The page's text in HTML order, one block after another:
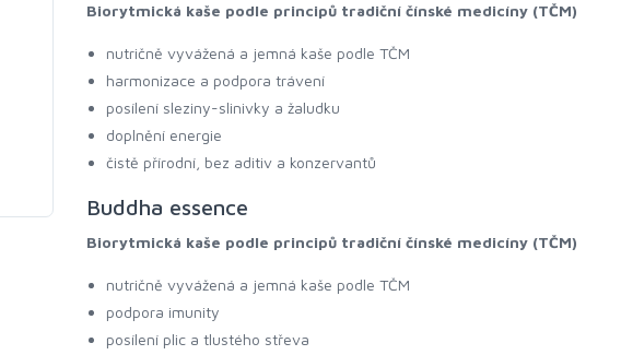
Biorytmická kaše podle principů tradiční čínské medicíny (TČM)
nutričně vyvážená a jemná kaše podle TČM
harmonizace a podpora trávení
posílení sleziny-slinivky a žaludku
doplnění energie
čistě přírodní, bez aditiv a konzervantů
Buddha essence
Biorytmická kaše podle principů tradiční čínské medicíny (TČM)
nutričně vyvážená a jemná kaše podle TČM
podpora imunity
posílení plic a tlustého střeva